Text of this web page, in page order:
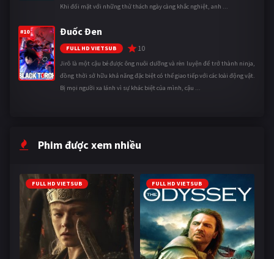
Khi đối mặt với những thử thách ngày càng khắc nghiệt, anh ...
#10 Đuốc Đen
FULL HD VIETSUB 10
Jirô là một cậu bé được ông nuôi dưỡng và rèn luyện để trở thành ninja,
đồng thời sở hữu khả năng đặc biệt có thể giao tiếp với các loài động vật.
Bị mọi người xa lánh vì sự khác biệt của mình, cậu ...
Phim được xem nhiều
FULL HD VIETSUB FULL HD VIETSUB